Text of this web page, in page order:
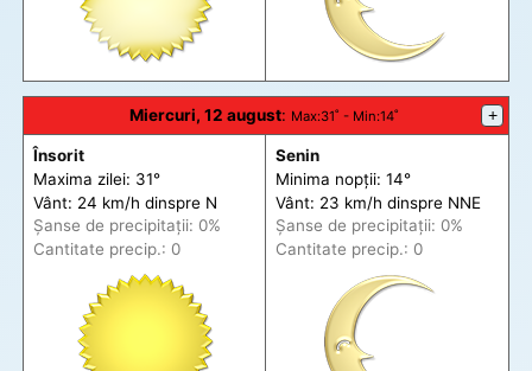
Miercuri, 12 august: Max:31˚ - Min:14˚ +
Însorit
Maxima zilei: 31°
Vânt: 24 km/h dinspre N
Șanse de precipitații: 0%
Cantitate precip.: 0
Senin
Minima nopții: 14°
Vânt: 23 km/h dinspre NNE
Șanse de precipitații: 0%
Cantitate precip.: 0